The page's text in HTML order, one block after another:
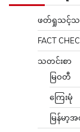
ဖတ်ရှုသင့်သ
FACT
သတင်းစာ
မြဝတီ
ကြေးမုံ
မြန်မာ့